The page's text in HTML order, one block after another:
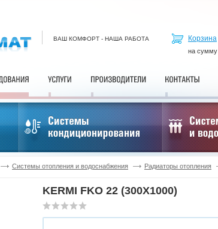
ВАШ КОМФОРТ - НАША РАБОТА Корзина
на сумму
Системы отопления и водоснабжения Радиаторы отопления
KERMI FKO 22 (300X1000)